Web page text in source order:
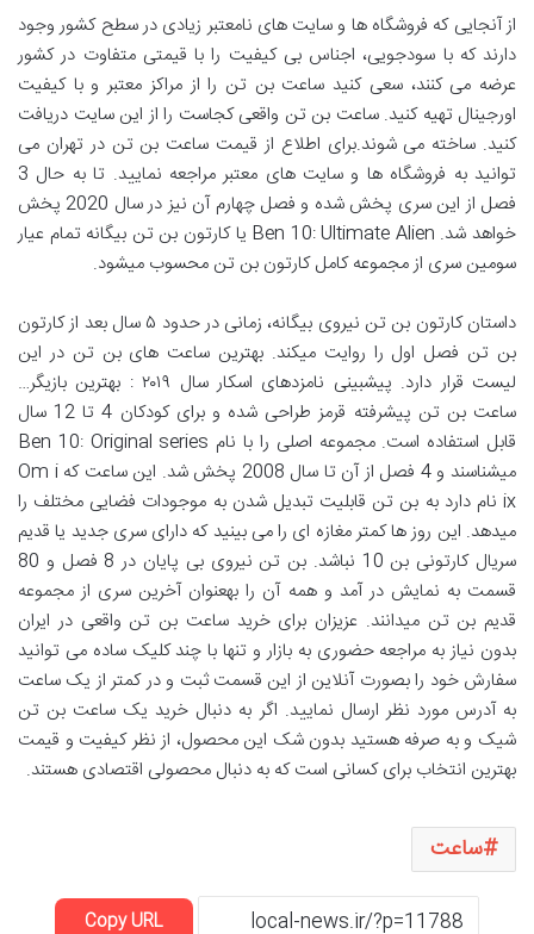
از آنجایی که فروشگاه ها و سایت های نامعتبر زیادی در سطح کشور وجود
دارند که با سودجویی، اجناس بی کیفیت را با قیمتی متفاوت در کشور
عرضه می کنند، سعی کنید ساعت بن تن را از مراکز معتبر و با کیفیت
اورجینال تهیه کنید. ساعت بن تن واقعی کجاست را از این سایت دریافت
کنید. ساخته می شوند.برای اطلاع از قیمت ساعت بن تن در تهران می
توانید به فروشگاه ها و سایت های معتبر مراجعه نمایید. تا به حال 3
فصل از این سری پخش شده و فصل چهارم آن نیز در سال 2020 پخش
خواهد شد. Ben 10: Ultimate Alien یا کارتون بن تن بیگانه تمام عیار
سومین سری از مجموعه کامل کارتون بن تن محسوب میشود.
داستان کارتون بن تن نیروی بیگانه، زمانی در حدود ۵ سال بعد از کارتون
بن تن فصل اول را روایت میکند. بهترین ساعت های بن تن در این
لیست قرار دارد. پیشبینی نامزدهای اسکار سال ۲۰۱۹ : بهترین بازیگر…
ساعت بن تن پیشرفته قرمز طراحی شده و برای کودکان 4 تا 12 سال
قابل استفاده است. مجموعه اصلی را با نام Ben 10: Original series
میشناسند و 4 فصل از آن تا سال 2008 پخش شد. این ساعت که Om i
ix نام دارد به بن تن قابلیت تبدیل شدن به موجودات فضایی مختلف را
میدهد. این روز ها کمتر مغازه ای را می بینید که دارای سری جدید یا قدیم
سریال کارتونی بن 10 نباشد. بن تن نیروی بی پایان در 8 فصل و 80
قسمت به نمایش در آمد و همه آن را بهعنوان آخرین سری از مجموعه
قدیم بن تن میدانند. عزیزان برای خرید ساعت بن تن واقعی در ایران
بدون نیاز به مراجعه حضوری به بازار و تنها با چند کلیک ساده می توانید
سفارش خود را بصورت آنلاین از این قسمت ثبت و در کمتر از یک ساعت
به آدرس مورد نظر ارسال نمایید. اگر به دنبال خرید یک ساعت بن تن
شیک و به صرفه هستید بدون شک این محصول، از نظر کیفیت و قیمت
بهترین انتخاب برای کسانی است که به دنبال محصولی اقتصادی هستند.
ساعت
Copy URL